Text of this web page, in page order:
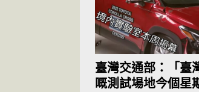
臺灣交通部：「臺
嘅測試場地今個星